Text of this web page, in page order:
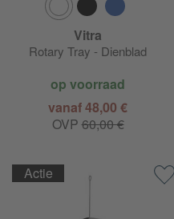
Vitra
Rotary Tray - Dienblad
op voorraad
vanaf 48,00 €
OVP60,00 €
Actie